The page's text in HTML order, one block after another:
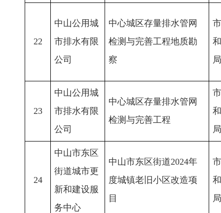
22
中山公用城
市排水有限
公司
中心城区存量排水管网
检测与完善工程地质勘
察
局
23
中山公用城
市排水有限
公司
中心城区存量排水管网
检测与完善工程
局
24
中山市东区
街道城市更
新和建设服
务中心
中山市东区街道2024年
度城镇老旧小区改造项
目
局